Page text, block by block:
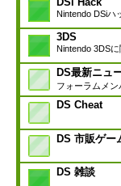
Nintendo DSiハ
3DS
Nintendo 3DS
DS最新ニュ
フォーラムメ
DS Cheat
DS 市販ゲー
DS 雑談